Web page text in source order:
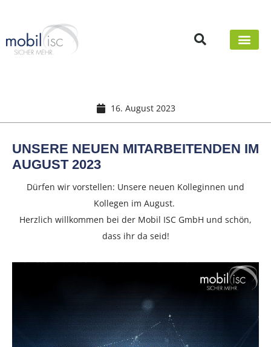
16. August 2023
UNSERE NEUEN MITARBEITENDEN IM
AUGUST 2023
Dürfen wir vorstellen: Unsere neuen Kolleginnen und
Kollegen im August.
Herzlich willkommen bei der Mobil ISC GmbH und schön,
dass ihr da seid!